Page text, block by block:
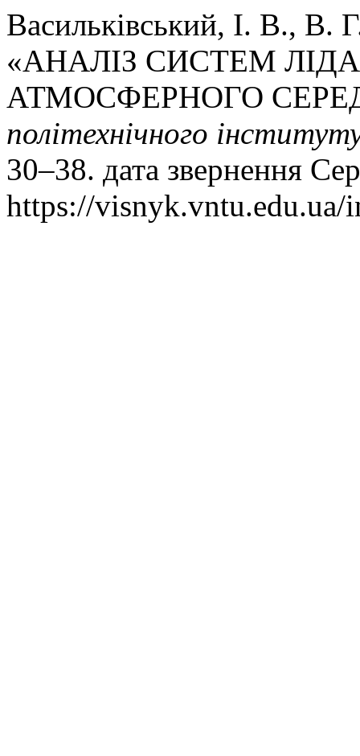
Васильківський, І. В., В.
«АНАЛІЗ СИСТЕМ
АТМОСФЕРНОГО
політехнічного
30–38. дата звернення
https://